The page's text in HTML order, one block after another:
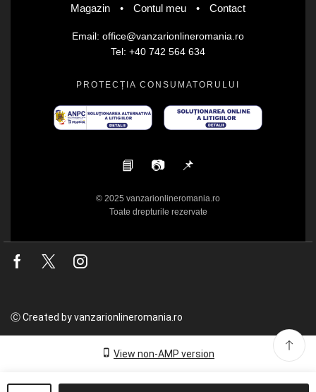
Magazin • Contul meu • Contact
Email: office@vanzarionlineromania.ro
Tel: +40 742 564 634
PROTECȚIA CONSUMATORULUI
📘 📷 📌
© 2025 vanzarionlineromania.ro
Toate drepturile rezervate
Facebook
Twitter
Ⓒ Created by vanzarionlineromania.ro
View non-AMP version